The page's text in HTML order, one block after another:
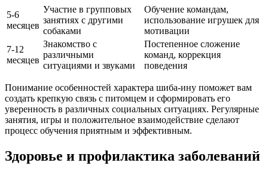
5-6
месяцев
Участие в групповых
занятиях с другими
собаками
Обучение командам,
использование игрушек для
мотивации
7-12
месяцев
Знакомство с
различными
ситуациями и звуками
Постепенное сложение
команд, коррекция
поведения
Понимание особенностей характера шиба-ину поможет вам
создать крепкую связь с питомцем и сформировать его
уверенность в различных социальных ситуациях. Регулярные
занятия, игры и положительное взаимодействие сделают
процесс обучения приятным и эффективным.
Здоровье и профилактика заболеваний